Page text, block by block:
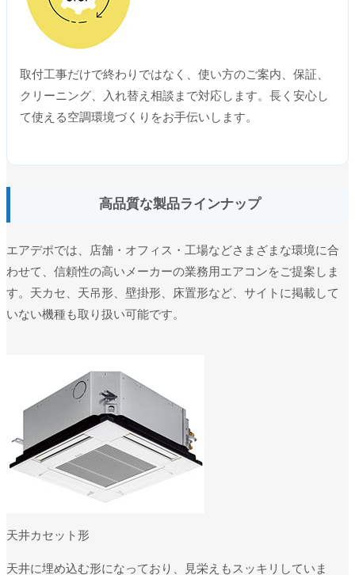
取付工事だけで終わりではなく、使い方のご案内、保証、
クリーニング、入れ替え相談まで対応します。長く安心し
て使える空調環境づくりをお手伝いします。
高品質な製品ラインナップ
エアデポでは、店舗・オフィス・工場などさまざまな環境に合
わせて、信頼性の高いメーカーの業務用エアコンをご提案しま
す。天カセ、天吊形、壁掛形、床置形など、サイトに掲載して
いない機種も取り扱い可能です。
天井カセット形
天井に埋め込む形になっており、見栄えもスッキリしていま